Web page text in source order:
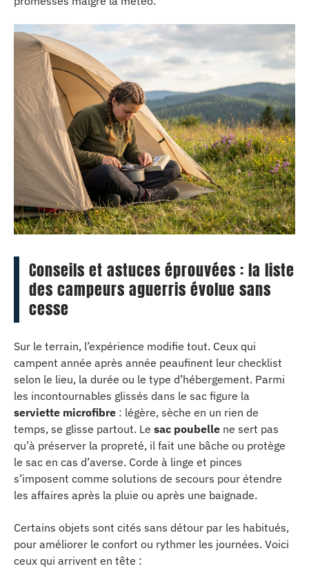
Conseils et astuces éprouvées : la liste
des campeurs aguerris évolue sans
cesse
Sur le terrain, l’expérience modifie tout. Ceux qui
campent année après année peaufinent leur checklist
selon le lieu, la durée ou le type d’hébergement. Parmi
les incontournables glissés dans le sac figure la
serviette microfibre : légère, sèche en un rien de
temps, se glisse partout. Le sac poubelle ne sert pas
qu’à préserver la propreté, il fait une bâche ou protège
le sac en cas d’averse. Corde à linge et pinces
s’imposent comme solutions de secours pour étendre
les affaires après la pluie ou après une baignade.
Certains objets sont cités sans détour par les habitués,
pour améliorer le confort ou rythmer les journées. Voici
ceux qui arrivent en tête :